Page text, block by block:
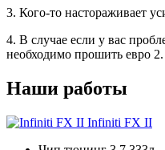
3. Кого-то настораживает
4. В случае если у вас
необходимо прошить евро 2.
Наши работы
Infiniti FX II